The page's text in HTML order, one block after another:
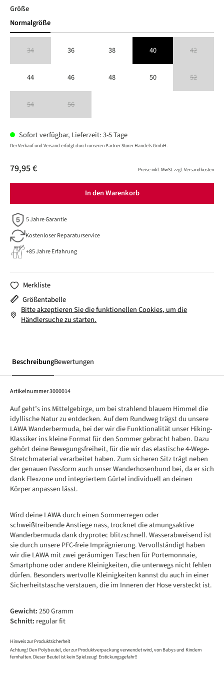
Größeauswählen
Normalgröße
34 36 38 40 42
44 46 48 50 52
54 56
Sofort verfügbar, Lieferzeit: 3-5 Tage
Der Verkauf und Versand erfolgt durch unseren Partner Storer Handels GmbH.
79,95 € Preise inkl. MwSt. zzgl. Versandkosten
In den Warenkorb
5 Jahre Garantie
Kostenloser Reparaturservice
+85 Jahre Erfahrung
Merkliste
Größentabelle
Bitte akzeptieren Sie die funktionellen Cookies, um die
Händlersuche zu starten.
BeschreibungBewertungen
Artikelnummer3000014
Auf geht’s ins Mittelgebirge, um bei strahlend blauem Himmel die
idyllische Natur zu entdecken. Auf dem Rundweg trägst du unsere
LAWA Wanderbermuda, bei der wir die Funktionalität unser Hiking-
Klassiker ins kleine Format für den Sommer gebracht haben. Dazu
gehört deine Bewegungsfreiheit, für die wir das elastische 4-Wege-
Stretchmaterial verarbeitet haben. Zum sicheren Sitz trägt neben
der genauen Passform auch unser Wanderhosenbund bei, da er sich
dank Flexzone und integriertem Gürtel individuell an deinen
Körper anpassen lässt.
Wird deine LAWA durch einen Sommerregen oder
schweißtreibende Anstiege nass, trocknet die atmungsaktive
Wanderbermuda dank dryprotec blitzschnell. Wasserabweisend ist
sie durch unsere PFC-freie Imprägnierung. Vervollständigt haben
wir die LAWA mit zwei geräumigen Taschen für Portemonnaie,
Smartphone oder andere Kleinigkeiten, die unterwegs nicht fehlen
dürfen. Besonders wertvolle Kleinigkeiten kannst du auch in einer
Sicherheitstasche verstauen, die im Inneren der Hose versteckt ist.
Gewicht:250 Gramm
Schnitt: regular fit
Hinweis zur Produktsicherheit
Achtung! Den Polybeutel, der zur Produktverpackung verwendet wird, von Babys und Kindern
fernhalten. Dieser Beutel ist kein Spielzeug! Erstickungsgefahr!!